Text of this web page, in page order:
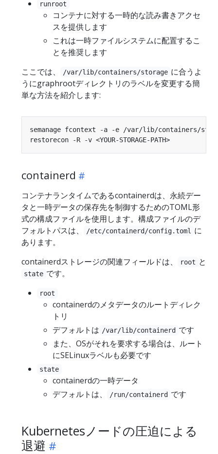
runroot
コンテナに対する一時的な読み書きアクセ
スを提供します
これは一時ファイルシステムに配置するこ
とを推奨します
ここでは、
/var/lib/containers/storage に合うよ
うにgraphrootディレクトリのラベルを変更する簡
単な方法を紹介します:
containerd
コンテナランタイムであるcontainerdは、永続デー
タと一時データの保存先を制御するためのTOML形
式の構成ファイルを使用します。構成ファイルのデ
フォルトパスは、
/etc/containerd/config.toml
に
あります。
containerdストレージの関連フィールドは、
root と
state です。
root
containerdのメタデータのルートディレク
トリ
デフォルトは /var/lib/containerd です
また、OSがそれを要求する場合は、ルート
にSELinuxラベルも必要です
state
containerdの一時データ
デフォルトは、
/run/containerd です
Kubernetesノードの圧迫による
退避